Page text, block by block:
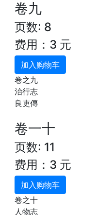
卷九
页数: 8
费用：3 元
加入购物车
卷之九
治行志
良吏傳
卷一十
页数: 11
费用：3 元
加入购物车
卷之十
人物志